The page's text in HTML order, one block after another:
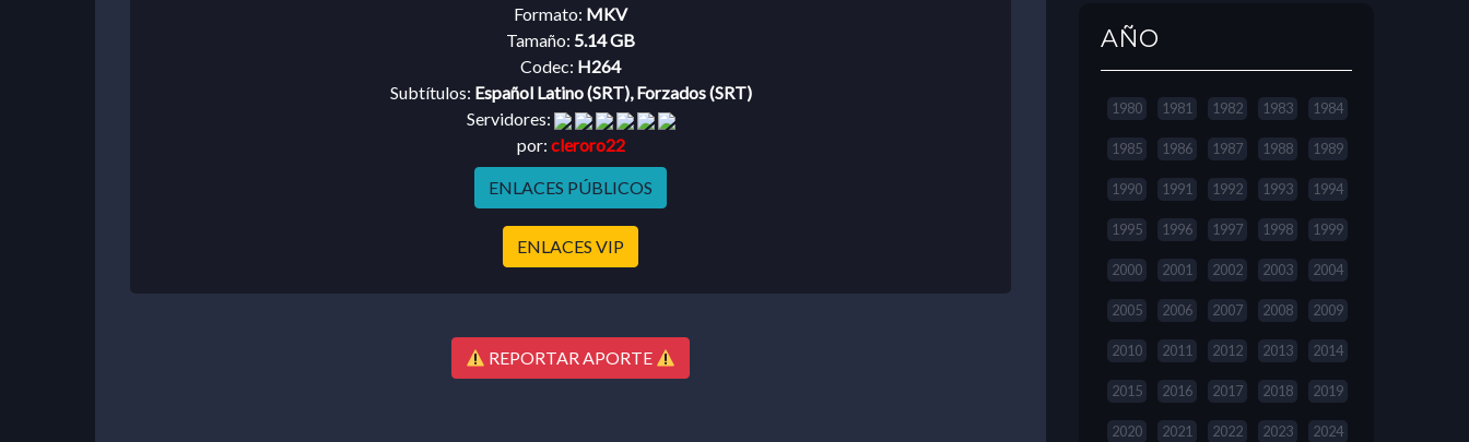
Formato: MKV
Tamaño: 5.14 GB
Codec: H264
Subtítulos: Español Latino (SRT), Forzados (SRT)
Servidores:
por: cleroro22
ENLACES PÚBLICOS
ENLACES VIP
REPORTAR APORTE
AÑO
1980 1981 1982 1983 1984
1985 1986 1987 1988 1989
1990 1991 1992 1993 1994
1995 1996 1997 1998 1999
2000 2001 2002 2003 2004
2005 2006 2007 2008 2009
2010 2011 2012 2013 2014
2015 2016 2017 2018 2019
2020 2021 2022 2023 2024